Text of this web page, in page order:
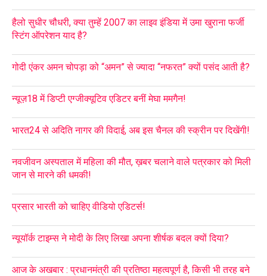
हैलो सुधीर चौधरी, क्या तुम्हें 2007 का लाइव इंडिया में उमा खुराना फर्जी
स्टिंग ऑपरेशन याद है?
गोदी एंकर अमन चोपड़ा को “अमन” से ज्यादा “नफरत” क्यों पसंद आती है?
न्यूज़18 में डिप्टी एग्जीक्यूटिव एडिटर बनीं मेघा ममगैन!
भारत24 से अदिति नागर की विदाई, अब इस चैनल की स्क्रीन पर दिखेंगी!
नवजीवन अस्पताल में महिला की मौत, ख़बर चलाने वाले पत्रकार को मिली
जान से मारने की धमकी!
प्रसार भारती को चाहिए वीडियो एडिटर्स!
न्यूयॉर्क टाइम्स ने मोदी के लिए लिखा अपना शीर्षक बदल क्यों दिया?
आज के अखबार : प्रधानमंत्री की प्रतिष्ठा महत्वपूर्ण है, किसी भी तरह बने